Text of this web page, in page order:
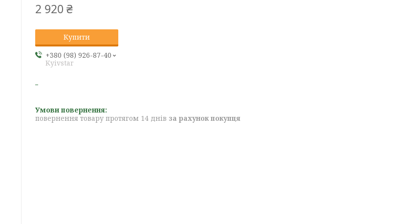
2 920 ₴
Купити
+380 (98) 926-87-40
Kyivstar
повернення товару протягом 14 днів за рахунок покупця